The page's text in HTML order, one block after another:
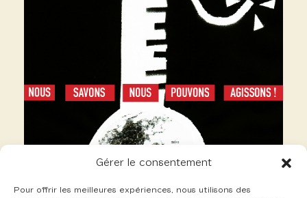
Gérer le consentement
Pour offrir les meilleures expériences, nous utilisons des